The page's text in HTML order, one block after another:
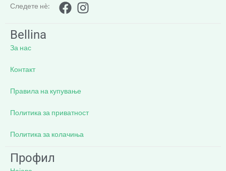
Следете нè:
Bellina
За нас
Контакт
Правила на купување
Политика за приватност
Политика за колачиња
Профил